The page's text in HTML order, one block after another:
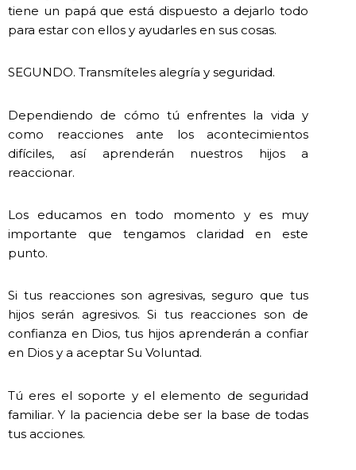
tiene un papá que está dispuesto a dejarlo todo
para estar con ellos y ayudarles en sus cosas.
SEGUNDO. Transmíteles alegría y seguridad.
Dependiendo de cómo tú enfrentes la vida y
como reacciones ante los acontecimientos
difíciles, así aprenderán nuestros hijos a
reaccionar.
Los educamos en todo momento y es muy
importante que tengamos claridad en este
punto.
Si tus reacciones son agresivas, seguro que tus
hijos serán agresivos. Si tus reacciones son de
confianza en Dios, tus hijos aprenderán a confiar
en Dios y a aceptar Su Voluntad.
Tú eres el soporte y el elemento de seguridad
familiar. Y la paciencia debe ser la base de todas
tus acciones.